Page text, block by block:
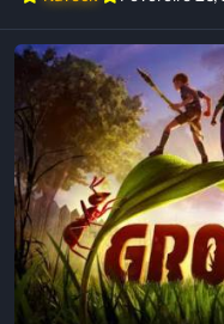
Trainer Grounded (Windows